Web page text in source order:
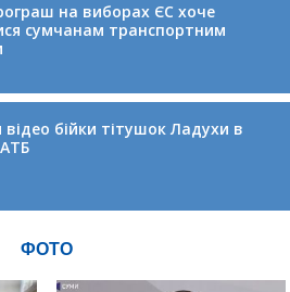
на виборах ЄС хоче
сумчанам транспортним
відео бійки тітушок Ладухи в
ФОТО